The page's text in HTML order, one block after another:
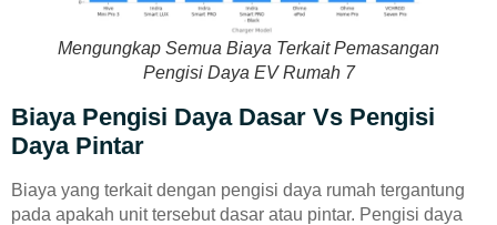
Mengungkap Semua Biaya Terkait Pemasangan
Pengisi Daya EV Rumah 7
Biaya Pengisi Daya Dasar Vs Pengisi
Daya Pintar
Biaya yang terkait dengan pengisi daya rumah tergantung
pada apakah unit tersebut dasar atau pintar. Pengisi daya